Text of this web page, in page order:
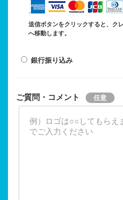
送信ボタンをクリックすると、ク
へ移動します。
銀行振り込み
ご質問・コメント